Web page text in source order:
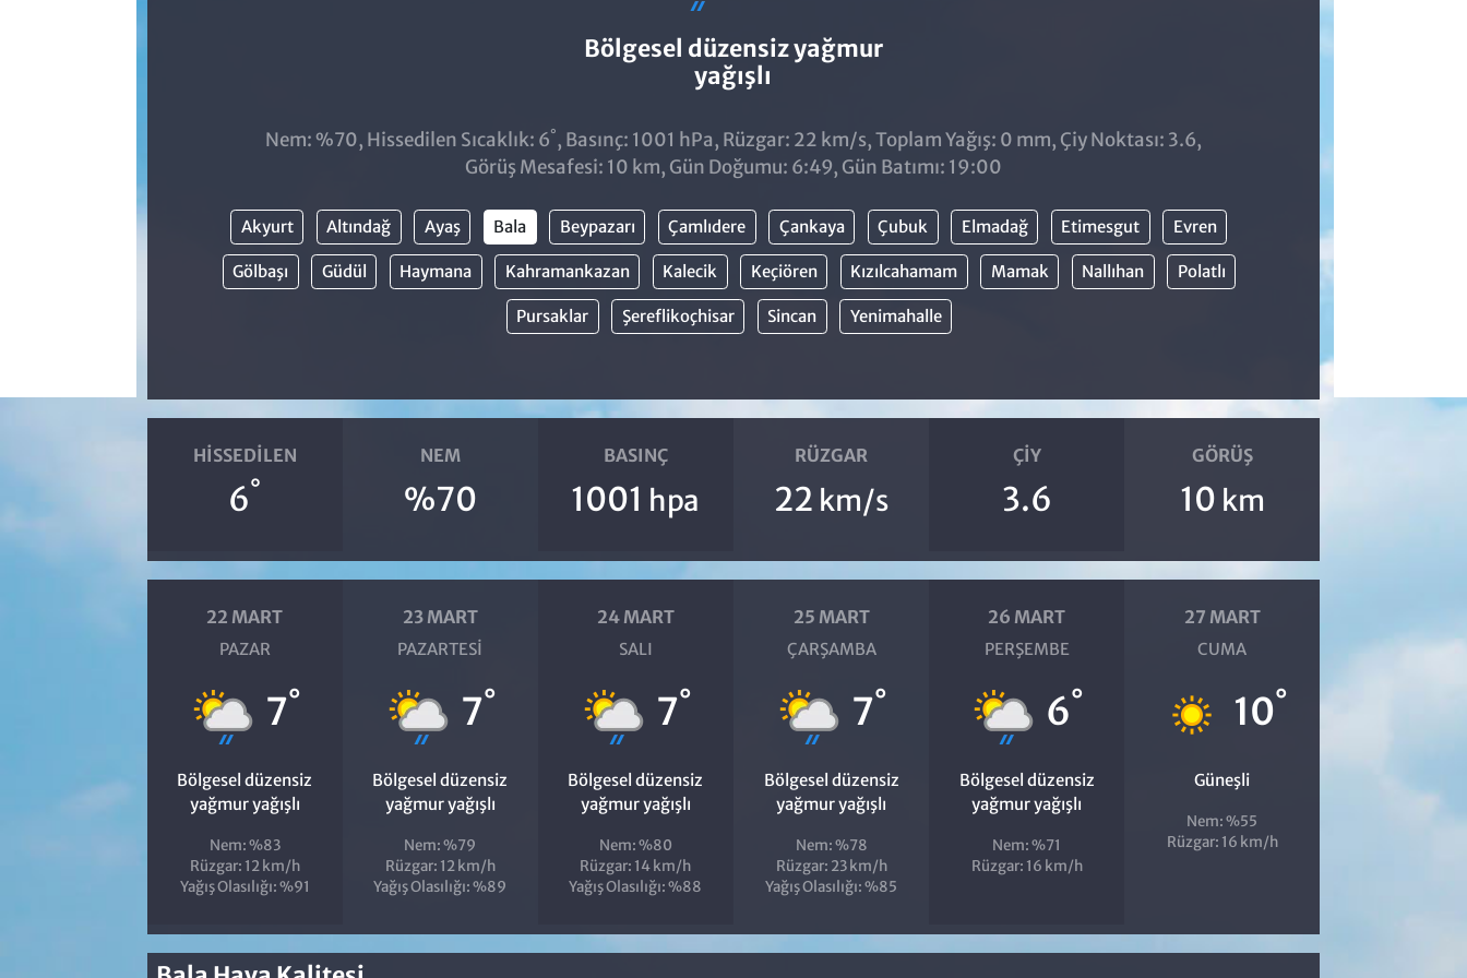
Bölgesel düzensiz yağmur
yağışlı
Nem: %70, Hissedilen Sıcaklık: 6°, Basınç: 1001 hPa, Rüzgar: 22 km/s, Toplam Yağış: 0 mm, Çiy Noktası: 3.6,
Görüş Mesafesi: 10 km, Gün Doğumu: 6:49, Gün Batımı: 19:00
Akyurt Altındağ Ayaş Bala Beypazarı Çamlıdere Çankaya Çubuk Elmadağ Etimesgut Evren
Gölbaşı Güdül Haymana Kahramankazan Kalecik Keçiören Kızılcahamam Mamak Nallıhan Polatlı
Pursaklar Şereflikoçhisar Sincan Yenimahalle
HISSEDILEN
6°
NEM
%70
BASINÇ
1001 hpa
RÜZGAR
22 km/s
ÇIY
3.6
GÖRÜŞ
10 km
22 MART
PAZAR
7°
Bölgesel düzensiz
yağmur yağışlı
Nem: %83
Rüzgar: 12 km/h
Yağış Olasılığı: %91
23 MART
PAZARTESI
7°
Bölgesel düzensiz
yağmur yağışlı
Nem: %79
Rüzgar: 12 km/h
Yağış Olasılığı: %89
24 MART
SALI
7°
Bölgesel düzensiz
yağmur yağışlı
Nem: %80
Rüzgar: 14 km/h
Yağış Olasılığı: %88
25 MART
ÇARŞAMBA
7°
Bölgesel düzensiz
yağmur yağışlı
Nem: %78
Rüzgar: 23 km/h
Yağış Olasılığı: %85
26 MART
PERŞEMBE
6°
Bölgesel düzensiz
yağmur yağışlı
Nem: %71
Rüzgar: 16 km/h
27 MART
CUMA
10°
Güneşli
Nem: %55
Rüzgar: 16 km/h